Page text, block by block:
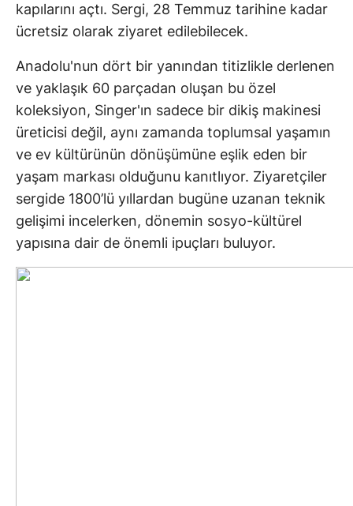
kapılarını açtı. Sergi, 28 Temmuz tarihine kadar
ücretsiz olarak ziyaret edilebilecek.
Anadolu'nun dört bir yanından titizlikle derlenen
ve yaklaşık 60 parçadan oluşan bu özel
koleksiyon, Singer'ın sadece bir dikiş makinesi
üreticisi değil, aynı zamanda toplumsal yaşamın
ve ev kültürünün dönüşümüne eşlik eden bir
yaşam markası olduğunu kanıtlıyor. Ziyaretçiler
sergide 1800’lü yıllardan bugüne uzanan teknik
gelişimi incelerken, dönemin sosyo-kültürel
yapısına dair de önemli ipuçları buluyor.